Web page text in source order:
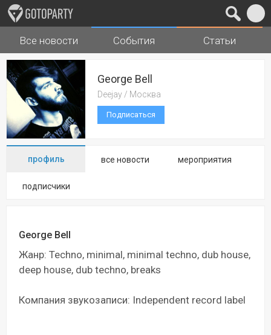
Города Музыка
Все новости События Статьи
George Bell
Deejay / Москва
Подписаться
профиль все новости мероприятия
подписчики
George Bell
Жанр: Techno, minimal, minimal techno, dub house,
deep house, dub techno, breaks
Компания звукозаписи: Independent record label